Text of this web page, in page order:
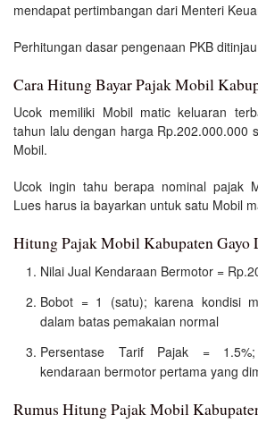
mendapat pertimbangan dari Menteri
Perhitungan dasar pengenaan PKB
Cara Hitung Bayar Pajak Mobil
Ucok memiliki Mobil matic keluaran
tahun lalu dengan harga Rp.202.000.000
Mobil.
Ucok ingin tahu berapa nominal pajak
Lues harus ia bayarkan untuk satu Mobil
Hitung Pajak Mobil Kabupaten Gayo
Nilai Jual Kendaraan Bermotor =
Bobot = 1 (satu); karena kondisi
dalam batas pemakaian normal
Persentase Tarif Pajak =
kendaraan bermotor pertama yang
Rumus Hitung Pajak Mobil